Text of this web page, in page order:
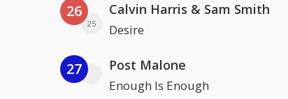
26
25
Calvin Harris & Sam Smith
Desire
27 Post Malone
Enough Is Enough